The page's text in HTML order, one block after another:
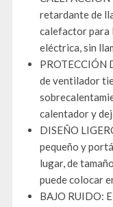
retardante de
calefactor para
eléctrica, sin
PROTECCIÓN
de ventilador
calentador y
DISEÑO
pequeño y
lugar, de
puede colocar
BAJO RUIDO: